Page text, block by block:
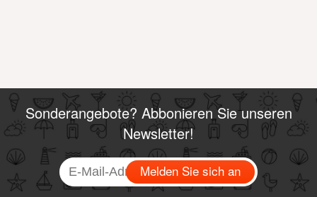
Sonderangebote? Abbonieren Sie unseren
Newsletter!
Melden Sie sich an